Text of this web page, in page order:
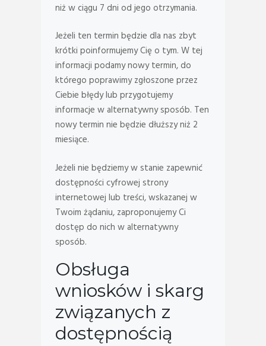
niż w ciągu 7 dni od jego otrzymania.
Jeżeli ten termin będzie dla nas zbyt
krótki poinformujemy Cię o tym. W tej
informacji podamy nowy termin, do
którego poprawimy zgłoszone przez
Ciebie błędy lub przygotujemy
informacje w alternatywny sposób. Ten
nowy termin nie będzie dłuższy niż 2
miesiące.
Jeżeli nie będziemy w stanie zapewnić
dostępności cyfrowej strony
internetowej lub treści, wskazanej w
Twoim żądaniu, zaproponujemy Ci
dostęp do nich w alternatywny
sposób.
Obsługa
wniosków i skarg
związanych z
dostępnością